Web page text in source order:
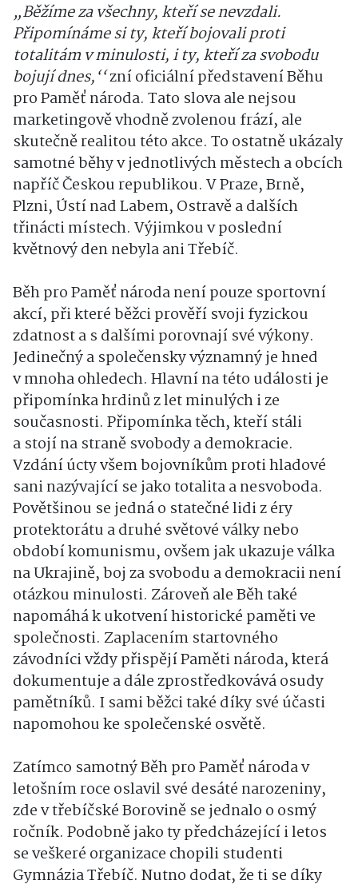
„Běžíme za všechny, kteří se nevzdali.
Připomínáme si ty, kteří bojovali proti
totalitám v minulosti, i ty, kteří za svobodu
bojují dnes,‘‘zní oficiální představení Běhu
pro Paměť národa. Tato slova ale nejsou
marketingově vhodně zvolenou frází, ale
skutečně realitou této akce. To ostatně ukázaly
samotné běhy v jednotlivých městech a obcích
napříč Českou republikou. V Praze, Brně,
Plzni, Ústí nad Labem, Ostravě a dalších
třinácti místech. Výjimkou v poslední
květnový den nebyla ani Třebíč.
Běh pro Paměť národa není pouze sportovní
akcí, při které běžci prověří svoji fyzickou
zdatnost a s dalšími porovnají své výkony.
Jedinečný a společensky významný je hned
v mnoha ohledech. Hlavní na této události je
připomínka hrdinů z let minulých i ze
současnosti. Připomínka těch, kteří stáli
a stojí na straně svobody a demokracie.
Vzdání úcty všem bojovníkům proti hladové
sani nazývající se jako totalita a nesvoboda.
Povětšinou se jedná o statečné lidi z éry
protektorátu a druhé světové války nebo
období komunismu, ovšem jak ukazuje válka
na Ukrajině, boj za svobodu a demokracii není
otázkou minulosti. Zároveň ale Běh také
napomáhá k ukotvení historické paměti ve
společnosti. Zaplacením startovného
závodníci vždy přispějí Paměti národa, která
dokumentuje a dále zprostředkovává osudy
pamětníků. I sami běžci také díky své účasti
napomohou ke společenské osvětě.
Zatímco samotný Běh pro Paměť národa v
letošním roce oslavil své desáté narozeniny,
zde v třebíčské Borovině se jednalo o osmý
ročník. Podobně jako ty předcházející i letos
se veškeré organizace chopili studenti
Gymnázia Třebíč. Nutno dodat, že ti se díky